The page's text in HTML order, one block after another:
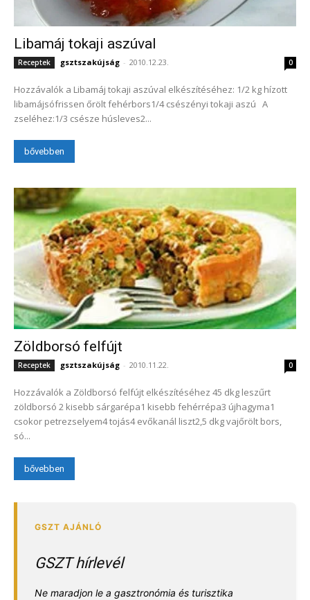
Libamáj tokaji aszúval
Receptek gsztszakújság - 2010.12.23. 0
Hozzávalók a Libamáj tokaji aszúval elkészítéséhez: 1/2 kg hízott
libamájsófrissen őrölt fehérbors1/4 csészényi tokaji aszú A
zseléhez:1/3 csésze húsleves2...
bővebben
Zöldborsó felfújt
Receptek gsztszakújság - 2010.11.22. 0
Hozzávalók a Zöldborsó felfújt elkészítéséhez 45 dkg leszűrt
zöldborsó 2 kisebb sárgarépa1 kisebb fehérrépa3 újhagyma1
csokor petrezselyem4 tojás4 evőkanál liszt2,5 dkg vajőrölt bors,
só...
bővebben
GSZT hírlevél
Ne maradjon le a gasztronómia és turisztika